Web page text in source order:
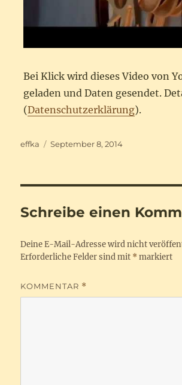
Bei Klick wird dieses Video von
geladen und Daten gesendet.
(Datenschutzerklärung).
Autor
effka
Veröffentlicht
September 8, 2014
Schreibe einen
Deine E-Mail-Adresse wird nicht
Erforderliche Felder sind mit * markiert
KOMMENTAR *